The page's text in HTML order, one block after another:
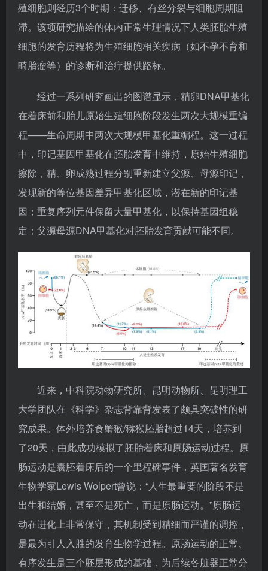
殖细胞则经历3个时期：迁移、有丝分裂与细胞周期阻
滞。该项研究描绘的体内正常生理情况下人类胚胎生殖
细胞的发育历程将为生殖细胞相关疾病（如不孕不育和
畸胎瘤等）的诊断和治疗提供路标。
经过一系列研究画出的图谱显示，精卵DNA甲基化
在着床前和胎儿原始生殖细胞阶段发生两次大规模重编
程——生命周期中两次大规模甲基化重编程。这一过程
中，印记基因甲基化在胚胎发育中维持，原始生殖细胞
擦除，精、卵成熟过程分别重新建立父源、母源印记，
发现新的等位基因差异甲基化区域，潜在新的印记基
因；重复序列元件保留大量甲基化，以保持基因组稳
定；父源母源DNA甲基化对胚胎发育贡献可能不同。
近来，中科院动物研究所、昆明动物所、昆明理工
大学团队在《科学》杂志背靠背发表了颇具突破性的研
究成果。体外培养食蟹猴/猕猴胚胎超过14天，培养到
了20天，由此成功模拟了胚胎着床和原肠运动过程。原
肠运动是囊胚着床后的一个里程碑事件，英国著名发育
生物学家Lewis Wolpert曾说：“人生最重要的阶段不是
出生和结婚，甚至不是死亡，而是原肠运动。”原肠运
动在进化上非常保守，其机制受到精细而严谨的调控，
是最为引人入胜的发育生物学过程。原肠运动的正常、
有序发生是三个胚层形成的基础，为后续各脏器正常分